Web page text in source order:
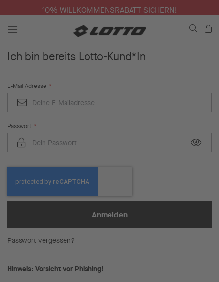
10% WILLKOMMENSRABATT SICHERN!
Ich bin bereits Lotto-Kund*In
E-Mail Adresse
Passwort
Anmelden
Passwort vergessen?
Hinweis: Vorsicht vor Phishing!